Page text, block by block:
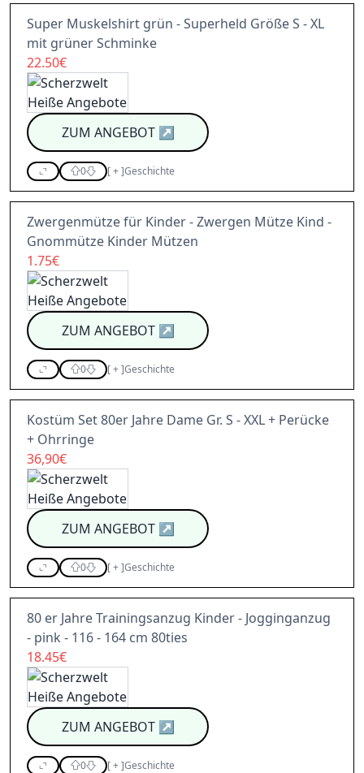
Super Muskelshirt grün - Superheld Größe S - XL
mit grüner Schminke
22.50€
ZUM ANGEBOT↗
0 [+]Geschichte
Zwergenmütze für Kinder - Zwergen Mütze Kind -
Gnommütze Kinder Mützen
1.75€
ZUM ANGEBOT↗
0 [+]Geschichte
Kostüm Set 80er Jahre Dame Gr. S - XXL + Perücke
+ Ohrringe
36,90€
ZUM ANGEBOT↗
0 [+]Geschichte
80 er Jahre Trainingsanzug Kinder - Jogginganzug
- pink - 116 - 164 cm 80ties
18.45€
ZUM ANGEBOT↗
0 [+]Geschichte